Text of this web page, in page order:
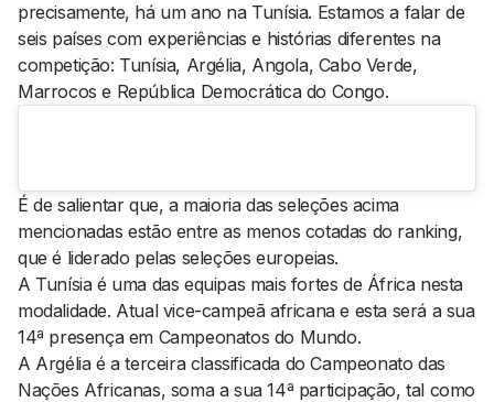
precisamente, há um ano na Tunísia. Estamos a falar de
seis países com experiências e histórias diferentes na
competição: Tunísia, Argélia, Angola, Cabo Verde,
Marrocos e República Democrática do Congo.
É de salientar que, a maioria das seleções acima
mencionadas estão entre as menos cotadas do ranking,
que é liderado pelas seleções europeias.
A Tunísia é uma das equipas mais fortes de África nesta
modalidade. Atual vice-campeã africana e esta será a sua
14ª presença em Campeonatos do Mundo.
A Argélia é a terceira classificada do Campeonato das
Nações Africanas, soma a sua 14ª participação, tal como